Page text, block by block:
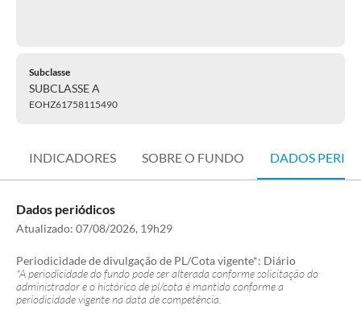
Subclasse
SUBCLASSE A
EOHZ61758115490
INDICADORES SOBRE O FUNDO DADOS
Dados periódicos
Atualizado: 07/08/2026, 19h29
Periodicidade de divulgação de PL/Cota vigente*: Diário
*A periodicidade do fundo pode ser alterada conforme solicitação do
administrador e o histórico de pl/cota é mantido conforme a
periodicidade vigente na data de competência.